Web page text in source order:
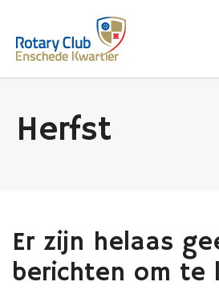
Herfst
Er zijn helaas
berichten om te